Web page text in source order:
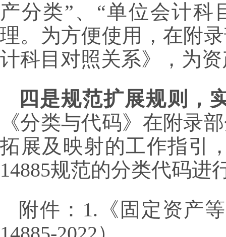
产分类”、“单位会计
理。为方便使用，在附
计科目对照关系》，为
四是规范扩展规则，
《分类与代码》在附录
拓展及映射的工作指引
14885规范的分类代码进
附件：1.《固定资产